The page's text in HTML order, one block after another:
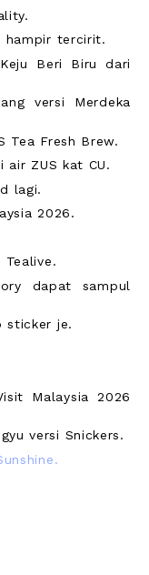
hampir tercirit.
Beri Biru dari
versi Merdeka
Tea Fresh Brew.
ZUS kat CU.
lagi.
2026.
dapat sampul
sticker je.
Malaysia 2026
versi Snickers.